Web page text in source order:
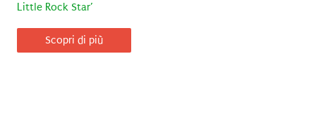
Little Rock Star’
Scopri di più